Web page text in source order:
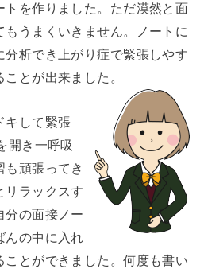
トを作りました。ただ漠然と面
うまくいきません。ノートに
析でき上がり症で緊張しやす
とが出来ました。
キして緊張
開き一呼吸
も頑張ってき
リラックスす
分の面接ノー
んの中に入れ
ことができました。何度も書い